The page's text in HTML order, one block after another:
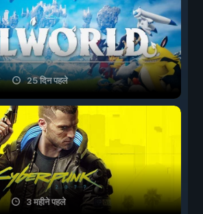
25 दिन पहले
3 महीने पहले